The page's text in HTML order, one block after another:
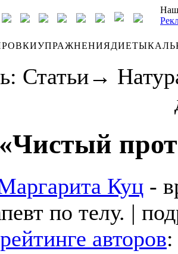
УПРАЖНЕНИЯДИЕТЫ
Статьи→
Куц -
по телу. |
рейтинге авторов